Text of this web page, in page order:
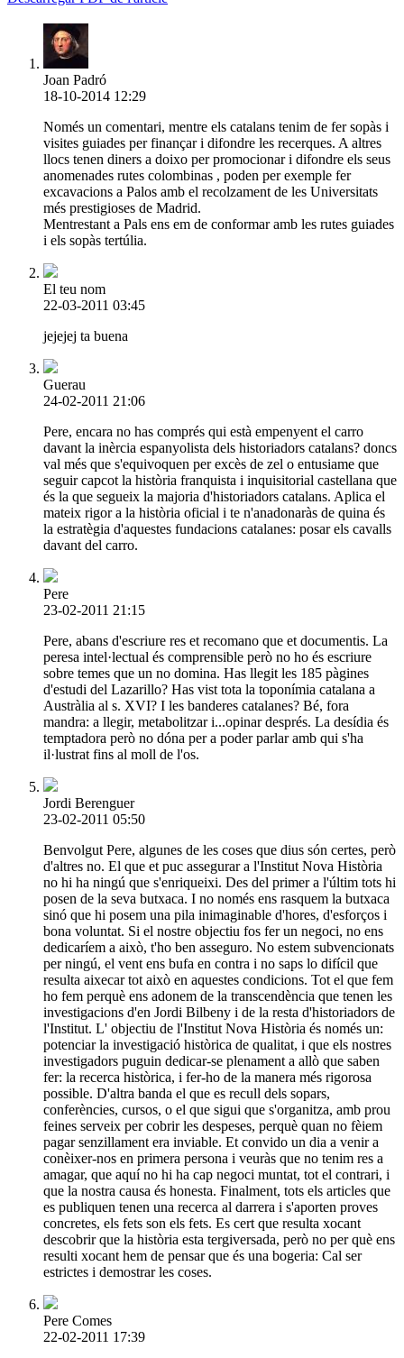
Joan Padró
18-10-2014 12:29
Només un comentari, mentre els catalans tenim de fer sopàs i
visites guiades per finançar i difondre les recerques. A altres
llocs tenen diners a doixo per promocionar i difondre els seus
anomenades rutes colombinas , poden per exemple fer
excavacions a Palos amb el recolzament de les Universitats
més prestigioses de Madrid.
Mentrestant a Pals ens em de conformar amb les rutes guiades
i els sopàs tertúlia.
El teu nom
22-03-2011 03:45
jejejej ta buena
Guerau
24-02-2011 21:06
Pere, encara no has comprés qui està empenyent el carro
davant la inèrcia espanyolista dels historiadors catalans? doncs
val més que s'equivoquen per excès de zel o entusiame que
seguir capcot la història franquista i inquisitorial castellana que
és la que segueix la majoria d'historiadors catalans. Aplica el
mateix rigor a la història oficial i te n'anadonaràs de quina és
la estratègia d'aquestes fundacions catalanes: posar els cavalls
davant del carro.
Pere
23-02-2011 21:15
Pere, abans d'escriure res et recomano que et documentis. La
peresa intel·lectual és comprensible però no ho és escriure
sobre temes que un no domina. Has llegit les 185 pàgines
d'estudi del Lazarillo? Has vist tota la toponímia catalana a
Austràlia al s. XVI? I les banderes catalanes? Bé, fora
mandra: a llegir, metabolitzar i...opinar després. La desídia és
temptadora però no dóna per a poder parlar amb qui s'ha
il·lustrat fins al moll de l'os.
Jordi Berenguer
23-02-2011 05:50
Benvolgut Pere, algunes de les coses que dius són certes, però
d'altres no. El que et puc assegurar a l'Institut Nova Història
no hi ha ningú que s'enriqueixi. Des del primer a l'últim tots hi
posen de la seva butxaca. I no només ens rasquem la butxaca
sinó que hi posem una pila inimaginable d'hores, d'esforços i
bona voluntat. Si el nostre objectiu fos fer un negoci, no ens
dedicaríem a això, t'ho ben asseguro. No estem subvencionats
per ningú, el vent ens bufa en contra i no saps lo difícil que
resulta aixecar tot això en aquestes condicions. Tot el que fem
ho fem perquè ens adonem de la transcendència que tenen les
investigacions d'en Jordi Bilbeny i de la resta d'historiadors de
l'Institut. L' objectiu de l'Institut Nova Història és només un:
potenciar la investigació històrica de qualitat, i que els nostres
investigadors puguin dedicar-se plenament a allò que saben
fer: la recerca històrica, i fer-ho de la manera més rigorosa
possible. D'altra banda el que es recull dels sopars,
conferències, cursos, o el que sigui que s'organitza, amb prou
feines serveix per cobrir les despeses, perquè quan no fèiem
pagar senzillament era inviable. Et convido un dia a venir a
conèixer-nos en primera persona i veuràs que no tenim res a
amagar, que aquí no hi ha cap negoci muntat, tot el contrari, i
que la nostra causa és honesta. Finalment, tots els articles que
es publiquen tenen una recerca al darrera i s'aporten proves
concretes, els fets son els fets. Es cert que resulta xocant
descobrir que la història esta tergiversada, però no per què ens
resulti xocant hem de pensar que és una bogeria: Cal ser
estrictes i demostrar les coses.
Pere Comes
22-02-2011 17:39